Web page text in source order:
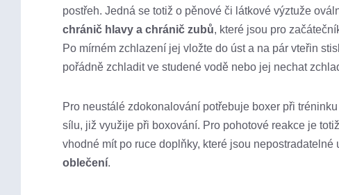
postřeh. Jedná se totiž o pěnové či látkové výztuže
chránič hlavy a chránič zubů, které jsou pro
Po mírném zchlazení jej vložte do úst a na pár vteřin
pořádně zchladit ve studené vodě nebo jej nechat
Pro neustálé zdokonalování potřebuje boxer při
sílu, již využije při boxování. Pro pohotové reakce je
vhodné mít po ruce doplňky, které jsou
oblečení.